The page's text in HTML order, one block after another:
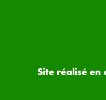
Site réalisé